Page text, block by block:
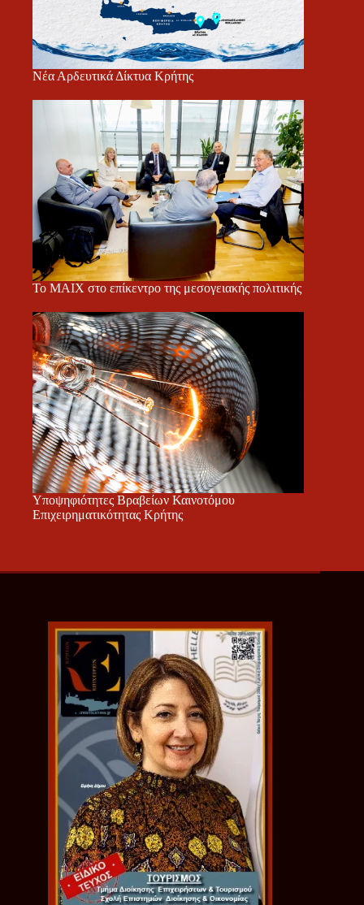
Νέα Αρδευτικά Δίκτυα Κρήτης
Το ΜΑΙΧ στο επίκεντρο της μεσογειακής πολιτικής
Υποψηφιότητες Βραβείων Καινοτόμου
Επιχειρηματικότητας Κρήτης